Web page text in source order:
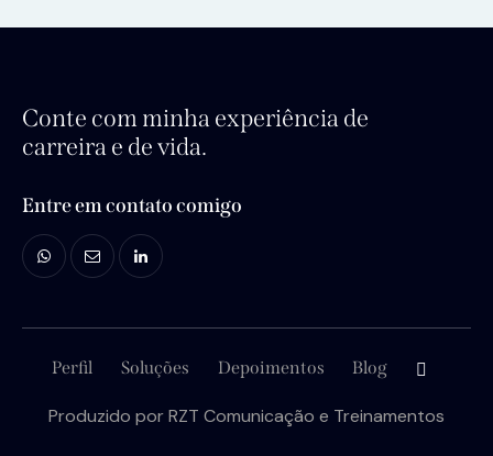
Conte com minha experiência de
carreira e de vida.
Entre em contato comigo
Perfil Soluções Depoimentos Blog
Produzido porRZT Comunicação e Treinamentos